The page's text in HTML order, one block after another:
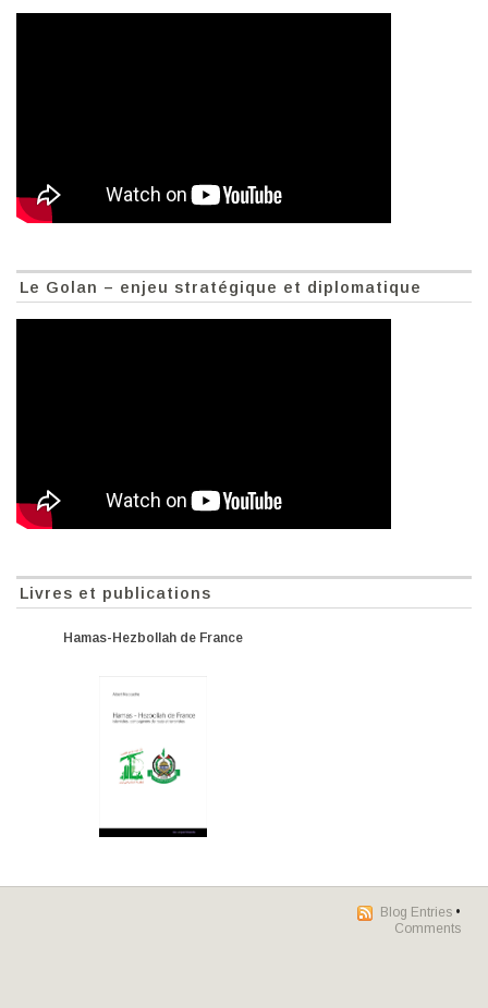
Le Golan – enjeu stratégique et diplomatique
Livres et publications
Hamas-Hezbollah de France
Blog Entries •
Comments